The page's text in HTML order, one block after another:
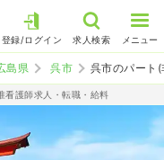
登録/ログイン 求人検索 メニュー
島県 呉市 呉市のパート
看護師求人・転職・給料